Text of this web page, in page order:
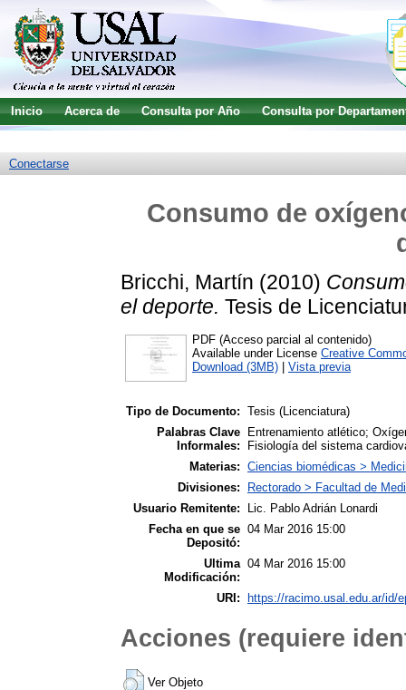
Inicio Acerca de Consulta por Año
Consulta por
Conectarse
Consumo de
Bricchi, Martín (2010)
el deporte. Tesis de
PDF (Acceso parcial al contenido)
Available under License Creative
Download (3MB)
Vista previa
Tipo de Documento: Tesis (Licenciatura)
Palabras Clave
Informales:
Entrenamiento atlético;
Fisiología del sistema
Materias: Ciencias biomédicas >
Divisiones:
Rectorado > Facultad de
Usuario Remitente:
Lic. Pablo Adrián Lonardi
Fecha en que se
Depositó:
04 Mar 2016 15:00
Ultima
Modificación:
04 Mar 2016 15:00
URI: https://racimo.usal.edu.ar/id/
Acciones (requiere
Ver Objeto